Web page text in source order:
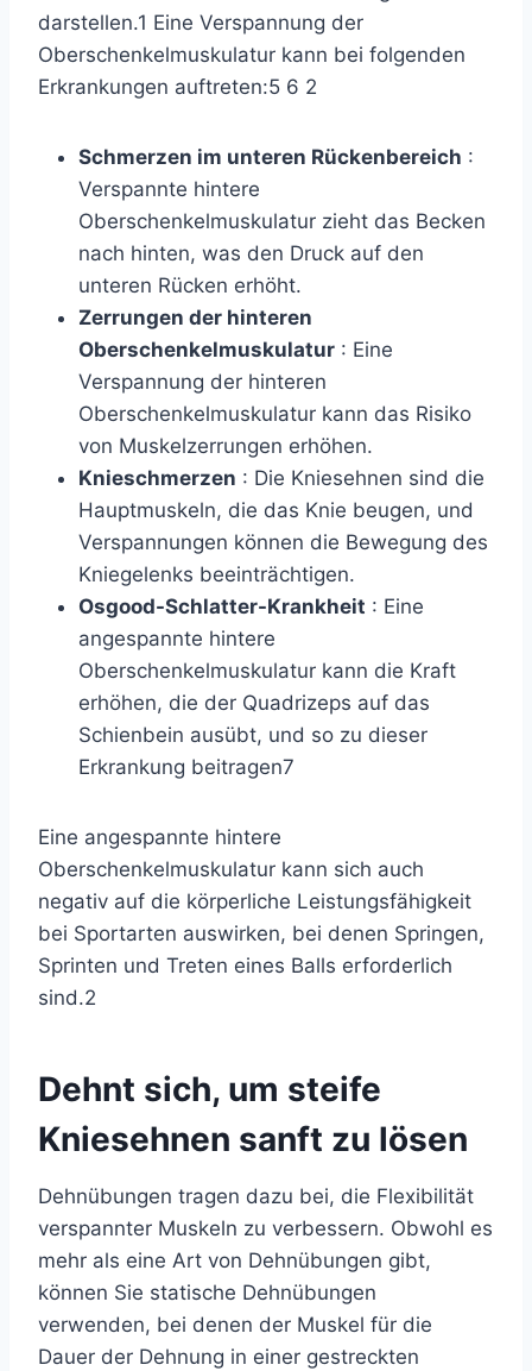
darstellen.1 Eine Verspannung der
Oberschenkelmuskulatur kann bei folgenden
Erkrankungen auftreten:5 6 2
Schmerzen im unteren Rückenbereich :
Verspannte hintere
Oberschenkelmuskulatur zieht das Becken
nach hinten, was den Druck auf den
unteren Rücken erhöht.
Zerrungen der hinteren
Oberschenkelmuskulatur : Eine
Verspannung der hinteren
Oberschenkelmuskulatur kann das Risiko
von Muskelzerrungen erhöhen.
Knieschmerzen : Die Kniesehnen sind die
Hauptmuskeln, die das Knie beugen, und
Verspannungen können die Bewegung des
Kniegelenks beeinträchtigen.
Osgood-Schlatter-Krankheit : Eine
angespannte hintere
Oberschenkelmuskulatur kann die Kraft
erhöhen, die der Quadrizeps auf das
Schienbein ausübt, und so zu dieser
Erkrankung beitragen7
Eine angespannte hintere
Oberschenkelmuskulatur kann sich auch
negativ auf die körperliche Leistungsfähigkeit
bei Sportarten auswirken, bei denen Springen,
Sprinten und Treten eines Balls erforderlich
sind.2
Dehnt sich, um steife
Kniesehnen sanft zu lösen
Dehnübungen tragen dazu bei, die Flexibilität
verspannter Muskeln zu verbessern. Obwohl es
mehr als eine Art von Dehnübungen gibt,
können Sie statische Dehnübungen
verwenden, bei denen der Muskel für die
Dauer der Dehnung in einer gestreckten